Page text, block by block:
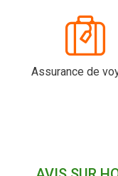
Assurance de